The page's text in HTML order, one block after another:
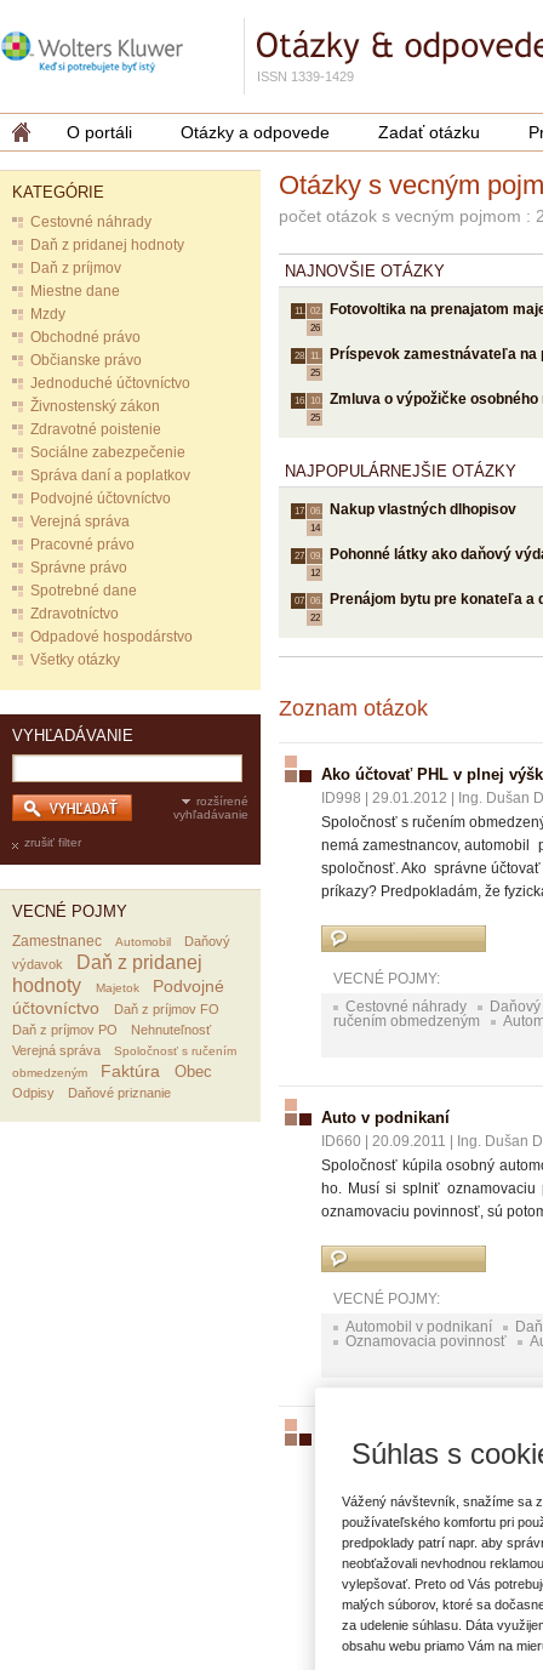
ISSN 1339-1429
O portáli Otázky a odpovede Zadať otázku
KATEGÓRIE
Cestovné náhrady
Daň z pridanej hodnoty
Daň z príjmov
Miestne dane
Mzdy
Obchodné právo
Občianske právo
Jednoduché účtovníctvo
Živnostenský zákon
Zdravotné poistenie
Sociálne zabezpečenie
Správa daní a poplatkov
Podvojné účtovníctvo
Verejná správa
Pracovné právo
Správne právo
Spotrebné dane
Zdravotníctvo
Odpadové hospodárstvo
Všetky otázky
VYHĽADÁVANIE
rozšírené
vyhľadávanie
zrušiť filter
VECNÉ POJMY
Zamestnanec Automobil
Daňový
výdavok
Daň z pridanej
hodnoty
Majetok
Podvojné
účtovníctvo
Daň z príjmov FO
Daň z príjmov PO
Nehnuteľnosť
Verejná správa
Spoločnosť s ručením
obmedzeným
Faktúra Obec
Odpisy Daňové priznanie
Otázky s vecným
počet otázok s vecným pojmom :
NAJNOVŠIE OTÁZKY
11. 02.
26
Fotovoltika na prenajatom
28. 11.
25
Príspevok zamestnávateľa na
16. 10.
25
Zmluva o výpožičke
NAJPOPULÁRNEJŠIE OTÁZKY
17. 06.
14
Nakup vlastných dlhopisov
27. 09.
12
Pohonné látky ako daňový
07. 06.
22
Prenájom bytu pre konateľa a
Zoznam otázok
Ako účtovať PHL v plnej
ID998 29.01.2012
Ing. Dušan
Spoločnosť s ručením
nemá zamestnancov, automobil
spoločnosť. Ako správne
príkazy? Predpokladám, že
VECNÉ POJMY:
Cestovné náhrady
ručením obmedzeným
Auto v podnikaní
ID660 20.09.2011
Ing. Dušan
Spoločnosť kúpila osobný
ho. Musí si splniť
oznamovaciu povinnosť, sú
VECNÉ POJMY:
Automobil v podnikaní
Oznamovacia povinnosť
Automobil
ID4495| 24.03.2023|
Ing.
podnikanie. Asi 2 x do
výdavkov náklady na tento
VECNÉ POJMY:
Automobil v podnikaní
Súhlas s
Vážený návštevník, snažíme sa
používateľského komfortu pri
predpoklady patrí napr. aby
neobťažovali nevhodnou
vylepšovať. Preto od Vás
malých súborov, ktoré sa
za udelenie súhlasu. Dáta
obsahu webu priamo Vám na